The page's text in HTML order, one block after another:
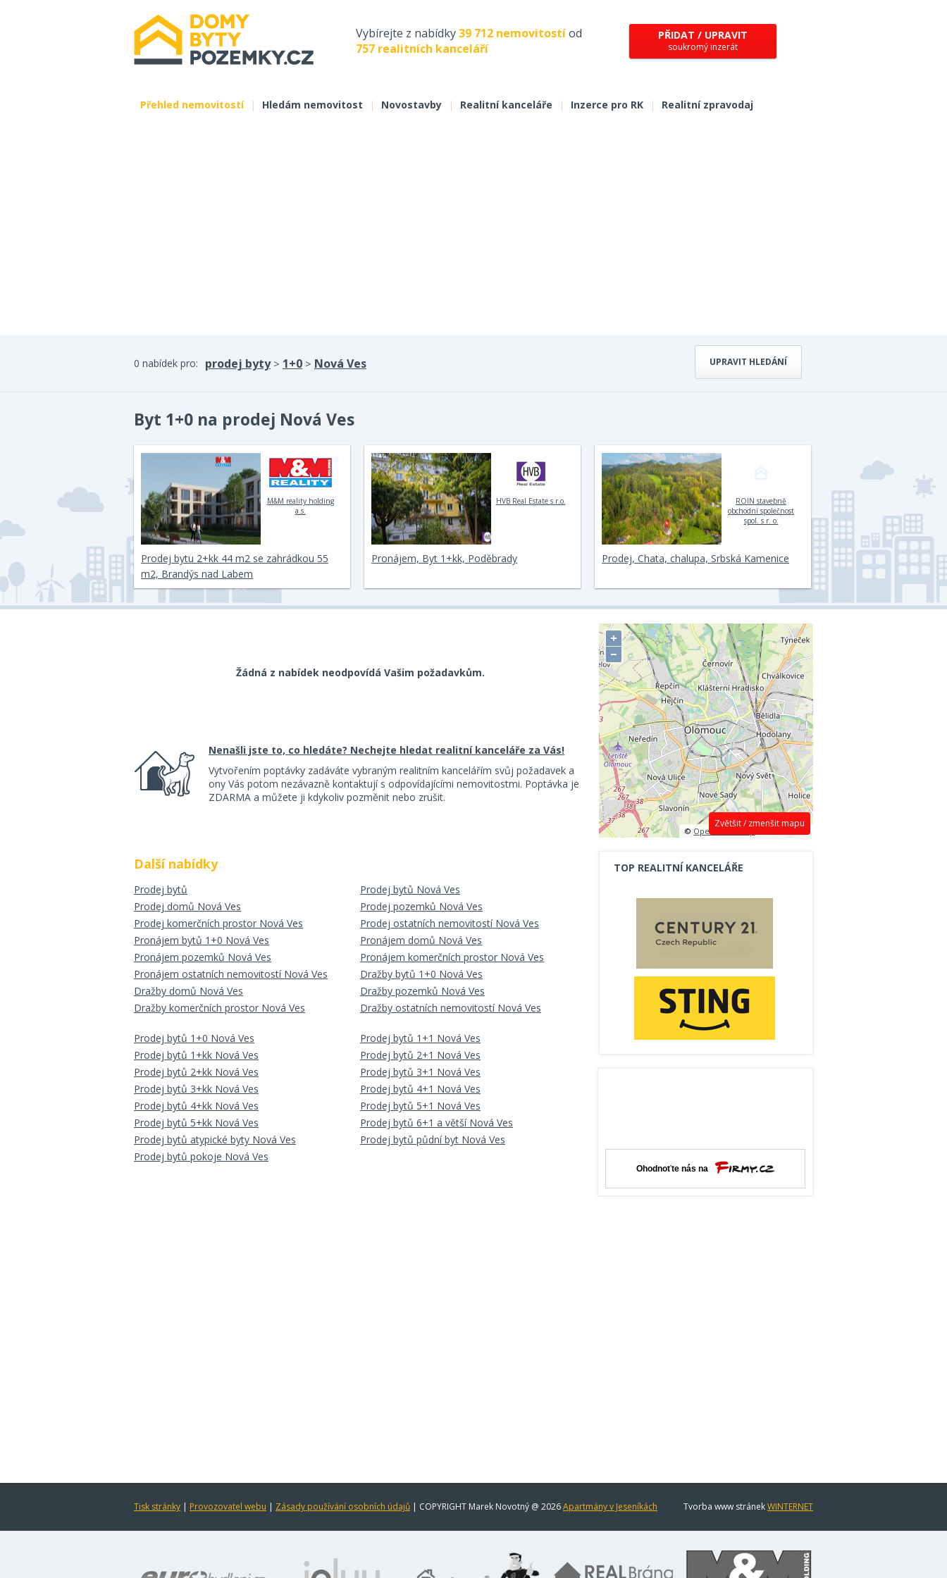
Vybírejte z nabídky39 712 nemovitostíod
757 realitních kanceláří
PŘIDAT / UPRAVIT
soukromý inzerát
Přehled nemovitostí | Hledám nemovitost | Novostavby | Realitní kanceláře | Inzerce pro RK | Realitní zpravodaj
UPRAVIT HLEDÁNÍ
0 nabídek pro: prodej byty> 1+0 > Nová Ves
Byt 1+0 na prodej Nová Ves
M&M reality holding
a.s.
Prodej bytu 2+kk 44 m2 se zahrádkou 55
m2, Brandýs nad Labem
HVB Real Estate s.r.o.
Pronájem, Byt 1+kk, Poděbrady
ROIN stavebně
obchodní společnost
spol. s r. o.
Prodej, Chata, chalupa, Srbská Kamenice
Žádná z nabídek neodpovídá Vašim požadavkům.
Nenašli jste to, co hledáte? Nechejte hledat realitní kanceláře za Vás!
Vytvořením poptávky zadáváte vybraným realitním kancelářím svůj požadavek a
ony Vás potom nezávazně kontaktují s odpovídajícími nemovitostmi. Poptávka je
ZDARMA a můžete ji kdykoliv pozměnit nebo zrušit.
Další nabídky
Prodej bytů
Prodej bytů Nová Ves
Prodej domů Nová Ves
Prodej pozemků Nová Ves
Prodej komerčních prostor Nová Ves
Prodej ostatních nemovitostí Nová Ves
Pronájem bytů 1+0 Nová Ves
Pronájem domů Nová Ves
Pronájem pozemků Nová Ves
Pronájem komerčních prostor Nová Ves
Pronájem ostatních nemovitostí Nová Ves
Dražby bytů 1+0 Nová Ves
Dražby domů Nová Ves
Dražby pozemků Nová Ves
Dražby komerčních prostor Nová Ves
Dražby ostatních nemovitostí Nová Ves
Prodej bytů 1+0 Nová Ves
Prodej bytů 1+1 Nová Ves
Prodej bytů 1+kk Nová Ves
Prodej bytů 2+1 Nová Ves
Prodej bytů 2+kk Nová Ves
Prodej bytů 3+1 Nová Ves
Prodej bytů 3+kk Nová Ves
Prodej bytů 4+1 Nová Ves
Prodej bytů 4+kk Nová Ves
Prodej bytů 5+1 Nová Ves
Prodej bytů 5+kk Nová Ves
Prodej bytů 6+1 a větší Nová Ves
Prodej bytů atypické byty Nová Ves
Prodej bytů půdní byt Nová Ves
Prodej bytů pokoje Nová Ves
Zvětšit / zmenšit mapu
+
−
©OpenStreetMap contributors.
TOP REALITNÍ KANCELÁŘE
Tisk stránky | Provozovatel webu | Zásady používání osobních údajů | COPYRIGHT Marek Novotný @ 2026Apartmány v Jeseníkách Tvorba www stránekWINTERNET